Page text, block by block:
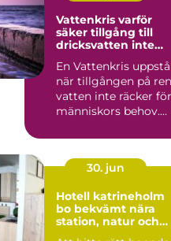
Vattenkris varför
säker tillgång till
dricksvatten inte
given
En Vattenkris
när tillgången på
vatten inte räcker för
människors behov.
30. jun
Hotell katrineholm
bo bekvämt nära
station, natur och